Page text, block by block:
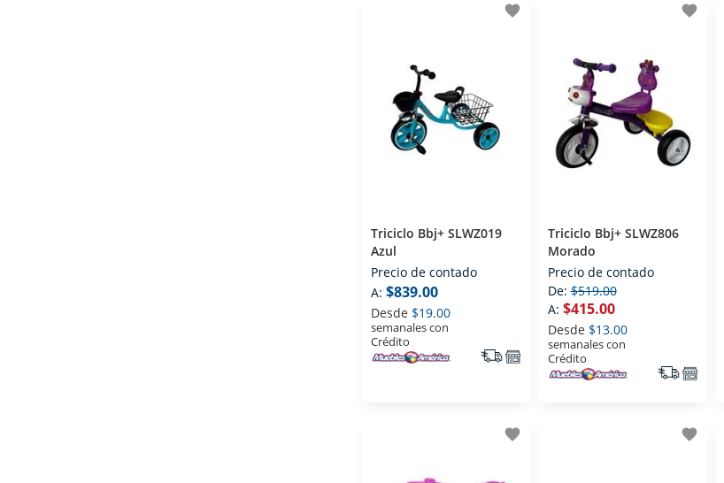
favorite
Triciclo Bbj+ SLWZ019
Azul
Precio de contado
A: $839.00
Desde $19.00
semanales con
Crédito
favorite
Triciclo Bbj+ SLWZ806
Morado
Precio de contado
De:$519.00
A: $415.00
Desde $13.00
semanales con
Crédito
favorite favorite